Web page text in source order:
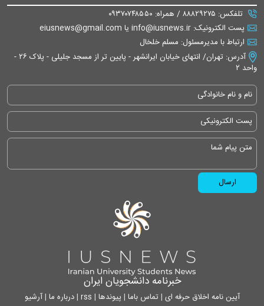
تلفکس: ۸۸۸۲۹۲۷۵ / همراه: ۰۹۳۷۰۷۴۸۵۵۰
پست الکترونیک: info@iusnews.ir یا eiusnews@gmail.com
ارتباط با مدیرمسئول: مسلم خلخال
آدرس: تهران/ انتهای خیابان ایرانشهر - پایین تر از مسجد جلیلی - پلاک ۲۶ -
واحد ۲
خبرنامه دانشجویان ایران
آیین نامه اخلاق حرفه ای | تماس باما | پیوندها |
rss
|درباره ما |آرشیو